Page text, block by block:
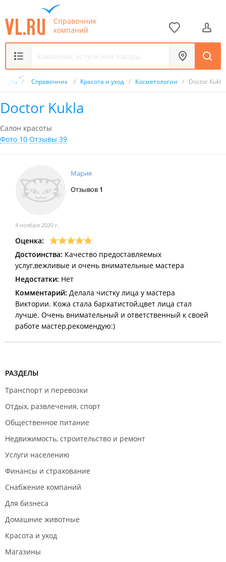
Справочник
компаний
VL.ru / Справочник / Красота и уход / Косметологии / Doctor Kukla
Doctor Kukla
Салон красоты
Фото 10 Отзывы 39
Мария
Отзывов 1
4 ноября 2020 г.
Оценка:
Достоинства: Качество предоставляемых
услуг,вежливые и очень внимательные мастера
Недостатки: Нет
Комментарий: Делала чистку лица у мастера
Виктории. Кожа стала бархатистой,цвет лица стал
лучше. Очень внимательный и ответственный к своей
работе мастер,рекомендую:)
РАЗДЕЛЫ
Транспорт и перевозки
Отдых, развлечения, спорт
Общественное питание
Недвижимость, строительство и ремонт
Услуги населению
Финансы и страхование
Снабжение компаний
Для бизнеса
Домашние животные
Красота и уход
Магазины